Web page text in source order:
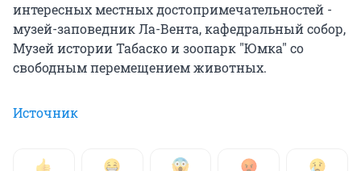
интересных местных достопримечательностей -
музей-заповедник Ла-Вента, кафедральный собор,
Музей истории Табаско и зоопарк "Юмка" со
свободным перемещением животных.
Источник